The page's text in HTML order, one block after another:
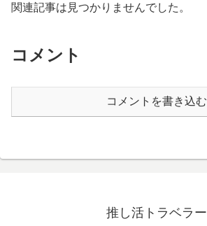
関連記事は見つかりませんでした。
コメント
コメントを書き込む
推し活トラベラー